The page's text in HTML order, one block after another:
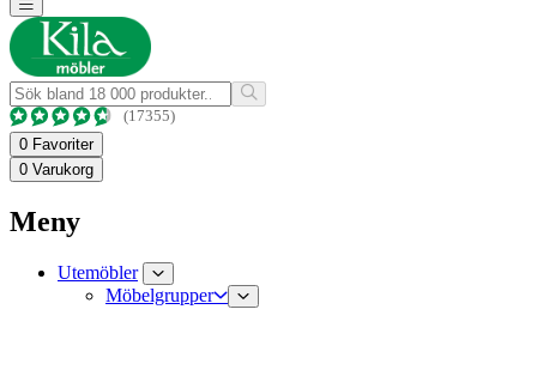
(17355)
0 Favoriter
0 Varukorg
Meny
Utemöbler
Möbelgrupper